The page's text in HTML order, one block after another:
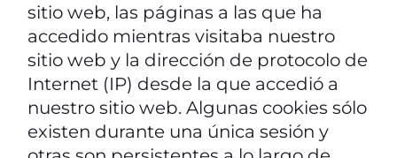
sitio web, las páginas a las que ha
accedido mientras visitaba nuestro
sitio web y la dirección de protocolo de
Internet (IP) desde la que accedió a
nuestro sitio web. Algunas cookies sólo
existen durante una única sesión y